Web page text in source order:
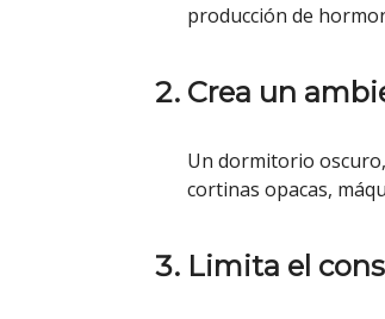
producción de
Crea un
Un dormitorio
cortinas opacas,
Limita el